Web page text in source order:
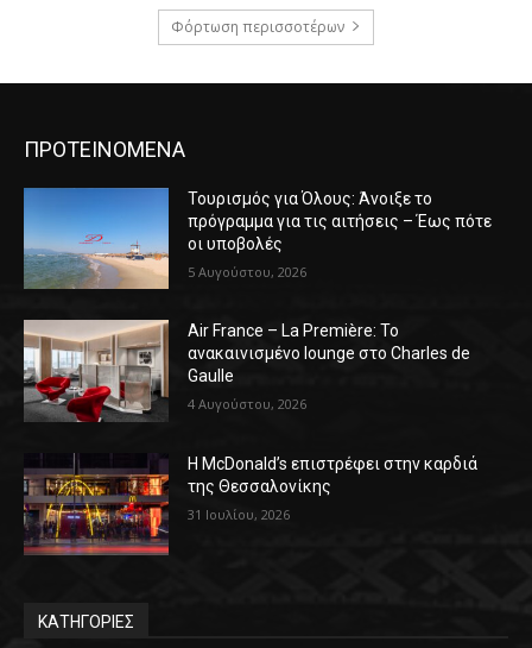
Φόρτωση περισσοτέρων
ΠΡΟΤΕΙΝΟΜΕΝΑ
Τουρισμός για Όλους: Άνοιξε το
πρόγραμμα για τις αιτήσεις – Έως πότε
οι υποβολές
5 Αυγούστου, 2026
Air France – La Première: Το
ανακαινισμένο lounge στο Charles de
Gaulle
4 Αυγούστου, 2026
Η McDonald’s επιστρέφει στην καρδιά
της Θεσσαλονίκης
31 Ιουλίου, 2026
ΚΑΤΗΓΟΡΙΕΣ